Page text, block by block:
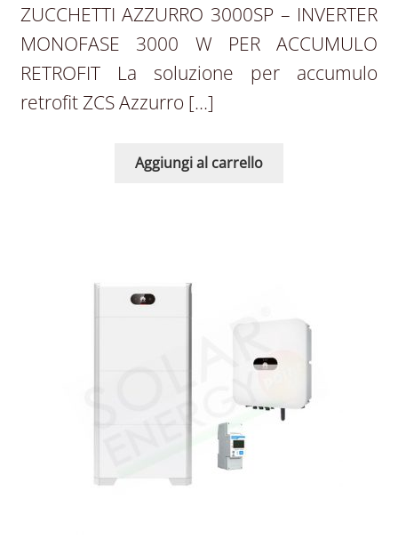
ZUCCHETTI AZZURRO 3000SP – INVERTER
MONOFASE 3000 W PER ACCUMULO
RETROFIT La soluzione per accumulo
retrofit ZCS Azzurro […]
Aggiungi al carrello